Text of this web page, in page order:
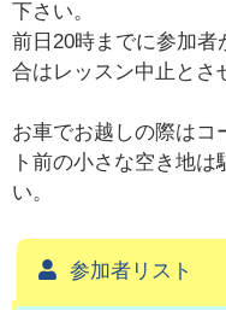
下さい。
前日20時までに参加
合はレッスン中止とさ
お車でお越しの際はコ
ト前の小さな空き地
い。
参加者リスト